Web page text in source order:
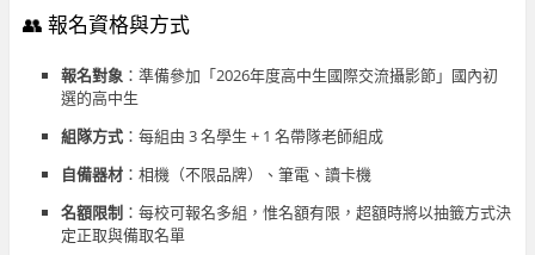
👥 報名資格與方式
報名對象 ：準備參加「2026年度高中生國際交流攝影節」國內初
選的高中生
組隊方式 ：每組由 3 名學生 + 1 名帶隊老師組成
自備器材 ：相機（不限品牌）、筆電、讀卡機
名額限制 ：每校可報名多組，惟名額有限，超額時將以抽籤方式決
定正取與備取名單